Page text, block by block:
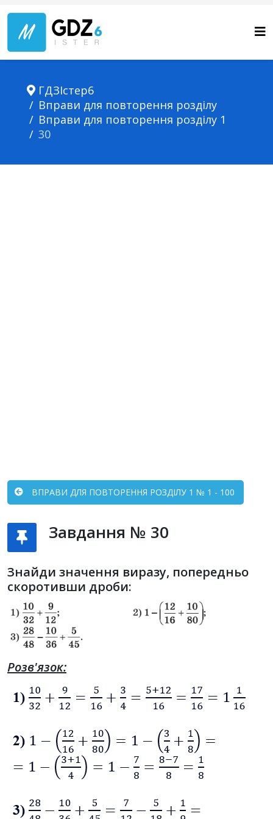
ГДЗІстер6
Вправи для повторення розділу
Вправи для повторення розділу 1
30
ВПРАВИ ДЛЯ ПОВТОРЕННЯ РОЗДІЛУ 1 № 1 - 100
Завдання № 30
Знайди значення виразу, попередньо
скоротивши дроби:
Розв'язок: